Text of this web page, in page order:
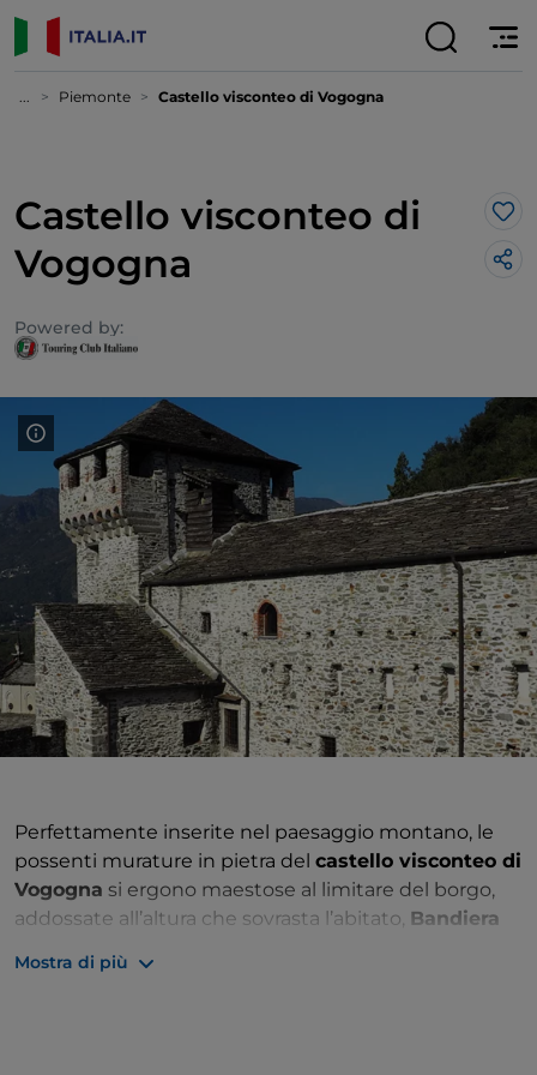
... Piemonte Castello visconteo di Vogogna
Castello visconteo di
Vogogna
Powered by:
Perfettamente inserite nel paesaggio montano, le
possenti murature in pietra del castello visconteo di
Vogogna si ergono maestose al limitare del borgo,
addossate all’altura che sovrasta l’abitato, Bandiera
parzialmente abbattuta dagli effetti del tempo e dai
Mostra di più